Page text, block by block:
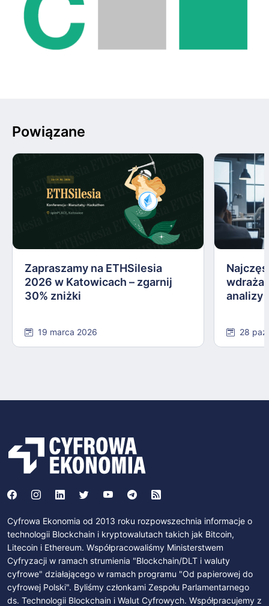
Powiązane
Zapraszamy na ETHSilesia
2026 w Katowicach – zgarnij
30% zniżki
19 marca 2026
analizy
28
Cyfrowa Ekonomia od 2013 roku rozpowszechnia informacje o
technologii Blockchain i kryptowalutach takich jak Bitcoin,
Litecoin i Ethereum. Współpracowaliśmy Ministerstwem
Cyfryzacji w ramach strumienia "Blockchain/DLT i waluty
cyfrowe" działającego w ramach programu "Od papierowej do
cyfrowej Polski". Byliśmy członkami Zespołu Parlamentarnego
ds. Technologii Blockchain i Walut Cyfrowych. Współpracujemy z